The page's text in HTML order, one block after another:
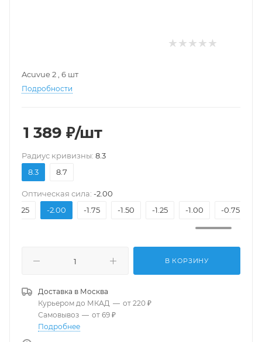
Acuvue 2 , 6 шт
Подробности
1 389 ₽/шт
Pадиус кривизны: 8.3
8.3
8.7
Оптическая сила: -2.00
-2.25
-2.00 -1.75 -1.50 -1.25 -1.00 -0.75
В КОРЗИНУ
Доставка в Москва
Курьером до МКАД — от 220 ₽
Самовывоз — от 69 ₽
Подробнее